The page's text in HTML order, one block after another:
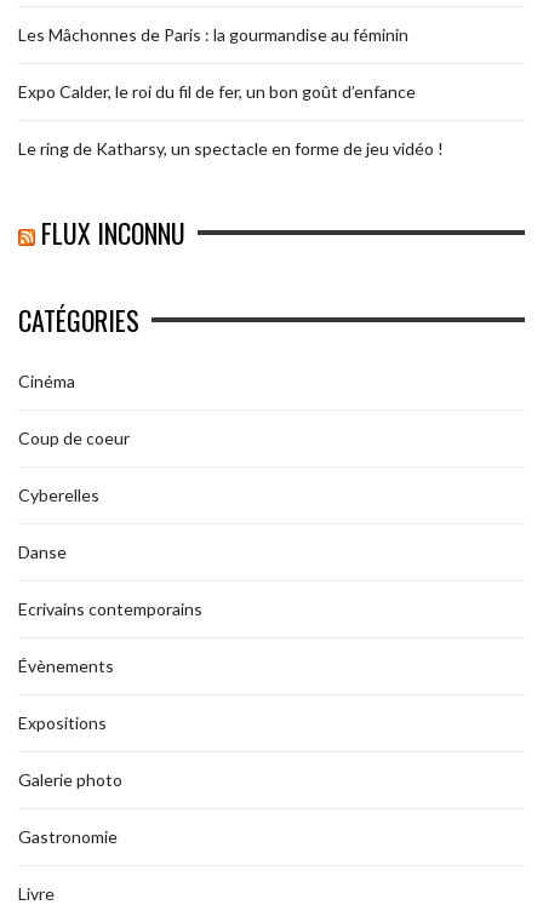
Les Mâchonnes de Paris : la gourmandise au féminin
Expo Calder, le roi du fil de fer, un bon goût d’enfance
Le ring de Katharsy, un spectacle en forme de jeu vidéo !
FLUX INCONNU
CATÉGORIES
Cinéma
Coup de coeur
Cyberelles
Danse
Ecrivains contemporains
Évènements
Expositions
Galerie photo
Gastronomie
Livre